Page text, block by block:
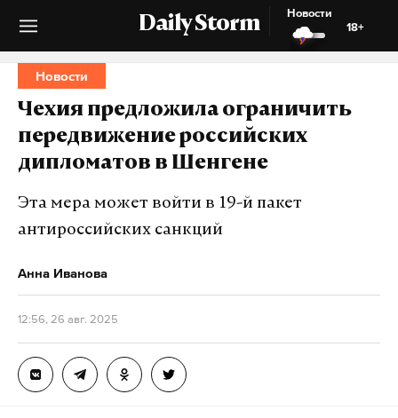
Daily Storm
Новости
18+
Новости
Чехия предложила ограничить
передвижение российских
дипломатов в Шенгене
Эта мера может войти в 19-й пакет
антироссийских санкций
Анна Иванова
12:56, 26 авг. 2025